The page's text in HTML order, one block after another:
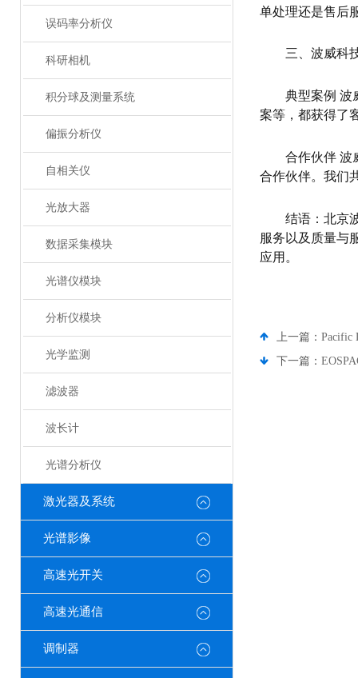
误码率分析仪
科研相机
积分球及测量系统
偏振分析仪
自相关仪
光放大器
数据采集模块
光谱仪模块
分析仪模块
光学监测
滤波器
波长计
光谱分析仪
激光器及系统
光谱影像
高速光开关
高速光通信
调制器
单处理还是售后
三、波威科
典型案例 波
案等，都获得了
合作伙伴 波
合作伙伴。我们
结语：北京
服务以及质量与
应用。
上一篇： Pacific
下一篇：